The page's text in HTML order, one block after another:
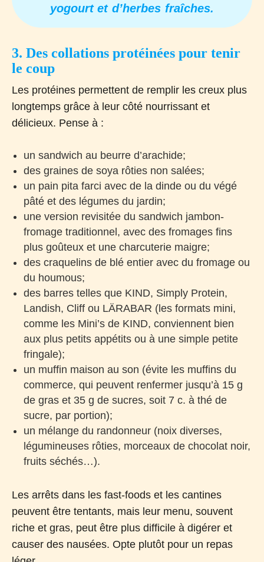
yogourt et d’herbes fraîches.
3. Des collations protéinées pour tenir
le coup
Les protéines permettent de remplir les creux plus
longtemps grâce à leur côté nourrissant et
délicieux. Pense à :
un sandwich au beurre d’arachide;
des graines de soya rôties non salées;
un pain pita farci avec de la dinde ou du végé
pâté et des légumes du jardin;
une version revisitée du sandwich jambon-
fromage traditionnel, avec des fromages fins
plus goûteux et une charcuterie maigre;
des craquelins de blé entier avec du fromage ou
du houmous;
des barres telles que KIND, Simply Protein,
Landish, Cliff ou LÄRABAR (les formats mini,
comme les Mini’s de KIND, conviennent bien
aux plus petits appétits ou à une simple petite
fringale);
un muffin maison au son (évite les muffins du
commerce, qui peuvent renfermer jusqu’à 15 g
de gras et 35 g de sucres, soit 7 c. à thé de
sucre, par portion);
un mélange du randonneur (noix diverses,
légumineuses rôties, morceaux de chocolat noir,
fruits séchés…).
Les arrêts dans les fast-foods et les cantines
peuvent être tentants, mais leur menu, souvent
riche et gras, peut être plus difficile à digérer et
causer des nausées. Opte plutôt pour un repas